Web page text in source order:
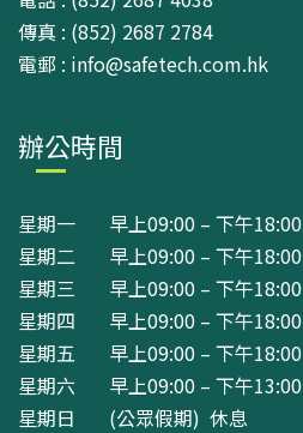
傳真 : (852) 2687 2784
電郵 : info@safetech.com.hk
辦公時間
星期一 早上09:00 – 下午18:00
星期二 早上09:00 – 下午18:00
星期三 早上09:00 – 下午18:00
星期四 早上09:00 – 下午18:00
星期五 早上09:00 – 下午18:00
星期六 早上09:00 – 下午13:00
星期日 (公眾假期) 休息